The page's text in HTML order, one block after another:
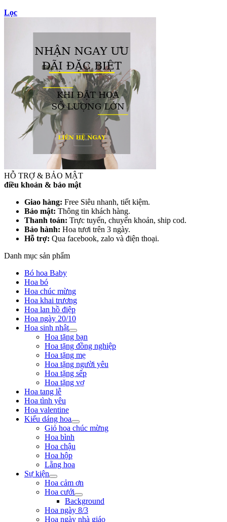
Lọc
HỖ TRỢ & BẢO MẬT
điều khoản & bảo mật
Giao hàng: Free Siêu nhanh, tiết kiệm.
Bảo mật: Thông tin khách hàng.
Thanh toán: Trực tuyến, chuyển khoản, ship cod.
Bảo hành: Hoa tươi trên 3 ngày.
Hỗ trợ: Qua facebook, zalo và điện thoại.
Danh mục sản phẩm
Bó hoa Baby
Hoa bó
Hoa chúc mừng
Hoa khai trương
Hoa lan hồ điệp
Hoa ngày 20/10
Hoa sinh nhật
Hoa tặng bạn
Hoa tặng đồng nghiệp
Hoa tặng mẹ
Hoa tặng người yêu
Hoa tặng sếp
Hoa tặng vợ
Hoa tang lễ
Hoa tình yêu
Hoa valentine
Kiểu dáng hoa
Giỏ hoa chúc mừng
Hoa bình
Hoa chậu
Hoa hộp
Lẵng hoa
Sự kiện
Hoa cảm ơn
Hoa cưới
Background
Hoa ngày 8/3
Hoa ngày nhà giáo